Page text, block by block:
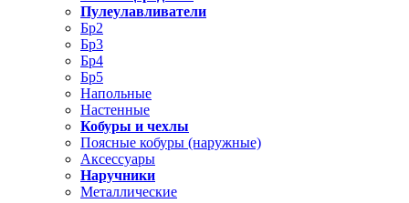
Пулеулавливатели
Бр2
Бр3
Бр4
Бр5
Напольные
Настенные
Кобуры и чехлы
Поясные кобуры (наружные)
Аксессуары
Наручники
Металлические